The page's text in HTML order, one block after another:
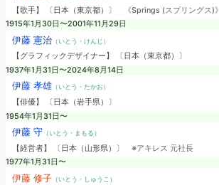
【歌手】 〔日本（東京都）〕
《Springs (スプリングス)》
1915年1月30日〜2001年11月29日
伊藤 憲治（いとう・けんじ）
【グラフィックデザイナー】 〔日本（東京都）〕
1937年1月31日〜2024年8月14日
伊藤 孝雄（いとう・たかお）
【俳優】 〔日本（岩手県）〕
1954年1月31日〜
伊藤 守（いとう・まもる）
【経営者】 〔日本（山形県）〕 ※アキレス 元社長
1977年1月31日〜
伊藤 修子（いとう・しゅうこ）